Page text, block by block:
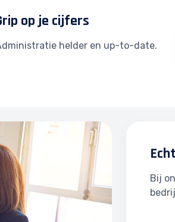
op je cijfers
helder en up-to-date.
Bij